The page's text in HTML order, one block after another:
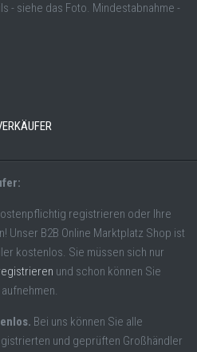
- siehe das Foto. Mindestabnahme -
registrieren oder Ihre
Unser B2B Online Marktplatz Shop ist
kostenlos. Sie müssen sich nur
und schon können Sie
Bei uns können Sie alle
und geprüften Großhändler